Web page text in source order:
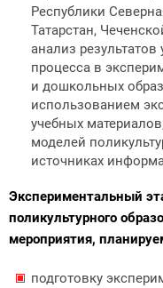
Республики
Татарстан,
анализ результатов
процесса в
и дошкольных
использованием
учебных
моделей
источниках
Экспериментальный
поликультурного
мероприятия,
подготовку